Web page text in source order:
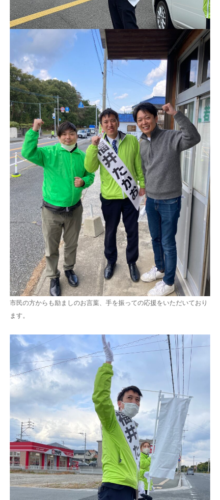
市民の方からも励ましのお言葉、手を振っての応援をいただいており
ます。